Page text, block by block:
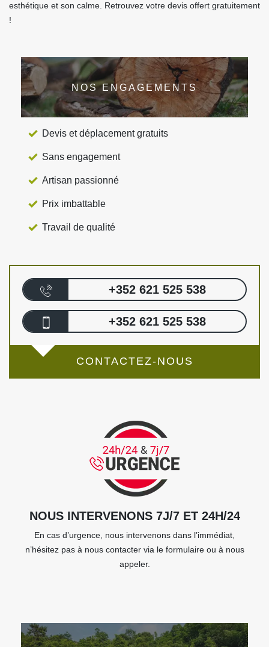
esthétique et son calme. Retrouvez votre devis offert gratuitement
!
NOS ENGAGEMENTS
Devis et déplacement gratuits
Sans engagement
Artisan passionné
Prix imbattable
Travail de qualité
+352 621 525 538
+352 621 525 538
CONTACTEZ-NOUS
NOUS INTERVENONS 7J/7 ET 24H/24
En cas d’urgence, nous intervenons dans l’immédiat,
n’hésitez pas à nous contacter via le formulaire ou à nous
appeler.